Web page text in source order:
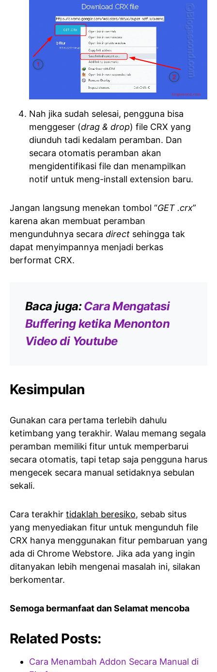
Nah jika sudah selesai, pengguna bisa
menggeser (drag & drop) file CRX yang
diunduh tadi kedalam peramban. Dan
secara otomatis peramban akan
mengidentifikasi file dan menampilkan
notif untuk meng-install extension baru.
Jangan langsung menekan tombol “GET .crx”
karena akan membuat peramban
mengunduhnya secara direct sehingga tak
dapat menyimpannya menjadi berkas
berformat CRX.
Baca juga:Cara Mengatasi
Buffering ketika Menonton
Video di Youtube
Kesimpulan
Gunakan cara pertama terlebih dahulu
ketimbang yang terakhir. Walau memang segala
peramban memiliki fitur untuk memperbarui
secara otomatis, tapi tetap saja pengguna harus
mengecek secara manual setidaknya sebulan
sekali.
Cara terakhir tidaklah beresiko, sebab situs
yang menyediakan fitur untuk mengunduh file
CRX hanya menggunakan fitur pembaruan yang
ada di Chrome Webstore. Jika ada yang ingin
ditanyakan lebih mengenai masalah ini, silakan
berkomentar.
Semoga bermanfaat dan Selamat mencoba
Related Posts:
Cara Menambah Addon Secara Manual di